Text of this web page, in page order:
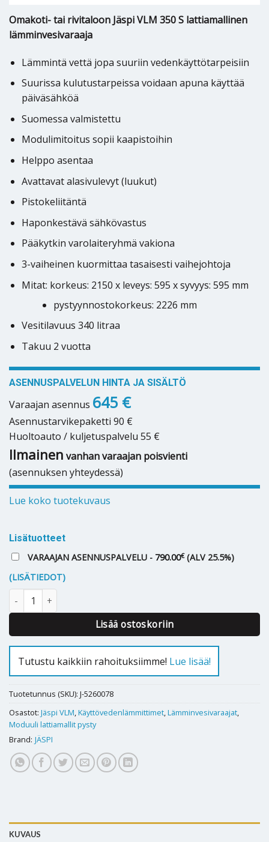
Omakoti- tai rivitaloon Jäspi VLM 350 S lattiamallinen
lämminvesivaraaja
Lämmintä vettä jopa suuriin vedenkäyttötarpeisiin
Suurissa kulutustarpeissa voidaan apuna käyttää
päiväsähköä
Suomessa valmistettu
Modulimitoitus sopii kaapistoihin
Helppo asentaa
Avattavat alasivulevyt (luukut)
Pistokeliitäntä
Haponkestävä sähkövastus
Pääkytkin varolaiteryhmä vakiona
3-vaiheinen kuormittaa tasaisesti vaihejohtoja
Mitat: korkeus: 2150 x leveys: 595 x syvyys: 595 mm
pystyynnostokorkeus: 2226 mm
Vesitilavuus 340 litraa
Takuu 2 vuotta
ASENNUSPALVELUN HINTA JA SISÄLTÖ
Varaajan asennus 645 €
Asennustarvikepaketti 90 €
Huoltoauto / kuljetuspalvelu 55 €
Ilmainen vanhan varaajan poisvienti
(asennuksen yhteydessä)
Lue koko tuotekuvaus
Lisätuotteet
VARAAJAN ASENNUSPALVELU - 790.00€ (ALV 25.5%)
(LISÄTIEDOT)
Lämminvesivaraaja Jäspi VLM 350 S moduli määrä
Lisää ostoskoriin
Tutustu kaikkiin rahoituksiimme! Lue lisää!
Tuotetunnus (SKU): J-5260078
Osastot: Jäspi VLM Käyttövedenlämmittimet Lämminvesivaraajat
Moduuli lattiamallit pysty
Brand: JÄSPI
KUVAUS